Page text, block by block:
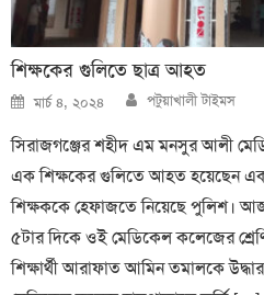
শিক্ষকের গুলিতে ছাত্র আহত
Posted
on
মার্চ ৪, ২০২৪ Author
পটুয়াখালী টাইমস
সিরাজগঞ্জের শহীদ এম মনসুর আলী
এক শিক্ষকের গুলিতে আহত হয়েছেন
শিক্ষককে হেফাজতে নিয়েছে পুলিশ।
৫টার দিকে ওই মেডিকেল কলেজের
শিক্ষার্থী আরাফাত আমিন তমালকে